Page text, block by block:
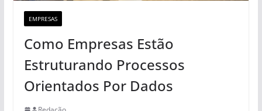
EMPRESAS
Como Empresas Estão
Estruturando Processos
Orientados Por Dados